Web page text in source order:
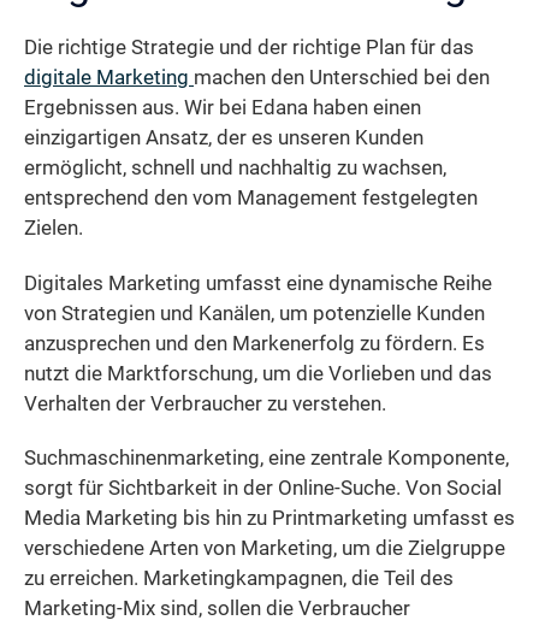
Die richtige Strategie und der richtige Plan für das
digitale Marketing machen den Unterschied bei den
Ergebnissen aus. Wir bei Edana haben einen
einzigartigen Ansatz, der es unseren Kunden
ermöglicht, schnell und nachhaltig zu wachsen,
entsprechend den vom Management festgelegten
Zielen.
Digitales Marketing umfasst eine dynamische Reihe
von Strategien und Kanälen, um potenzielle Kunden
anzusprechen und den Markenerfolg zu fördern. Es
nutzt die Marktforschung, um die Vorlieben und das
Verhalten der Verbraucher zu verstehen.
Suchmaschinenmarketing, eine zentrale Komponente,
sorgt für Sichtbarkeit in der Online-Suche. Von Social
Media Marketing bis hin zu Printmarketing umfasst es
verschiedene Arten von Marketing, um die Zielgruppe
zu erreichen. Marketingkampagnen, die Teil des
Marketing-Mix sind, sollen die Verbraucher